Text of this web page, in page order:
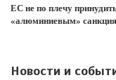
ЕС не по плечу
«алюминиевым»
Новости и